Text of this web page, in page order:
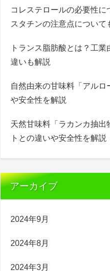
コレステロールの必要性に
スタチンの注意点について
トランス脂肪酸とは？工
違いも解説
自然由来の甘味料「アルロ
や安全性を解説
天然甘味料「ラカンカ抽出
トとの違いや安全性を解説
アーカイブ
2024年9月
2024年8月
2024年3月